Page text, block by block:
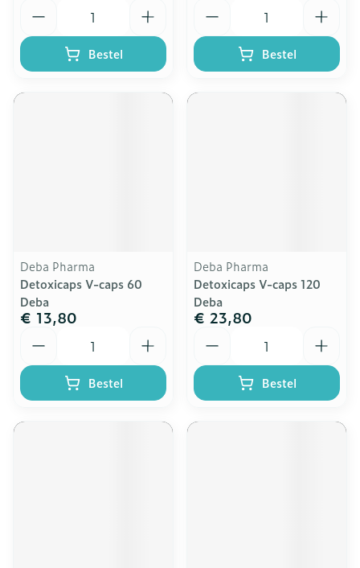
Bestel Bestel
Deba Pharma
Detoxicaps V-caps 60
Deba
€ 13,80
Bestel
Deba Pharma
Detoxicaps V-caps 120
Deba
€ 23,80
Bestel